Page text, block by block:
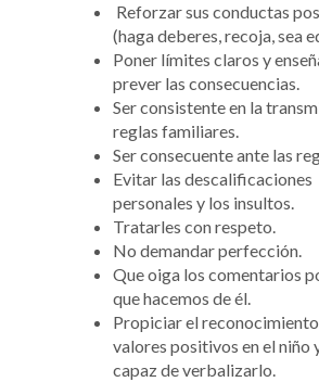
Reforzar sus conductas
(haga deberes, recoja, sea
Poner límites claros y
prever las consecuencias.
Ser consistente en la
reglas familiares.
Ser consecuente ante las
Evitar las descalificaciones
personales y los insultos.
Tratarles con respeto.
No demandar perfección.
Que oiga los comentarios
que hacemos de él.
Propiciar el
valores positivos en el niño
capaz de verbalizarlo.